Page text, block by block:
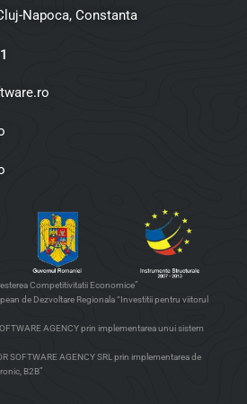
Competitivitatii Economice”
de Dezvoltare Regionala “Investitii pentru viitorul
AGENCY prin implementarea unui sistem
SOFTWARE AGENCY SRL prin implementarea de
B2B”
Napoca, Constanta